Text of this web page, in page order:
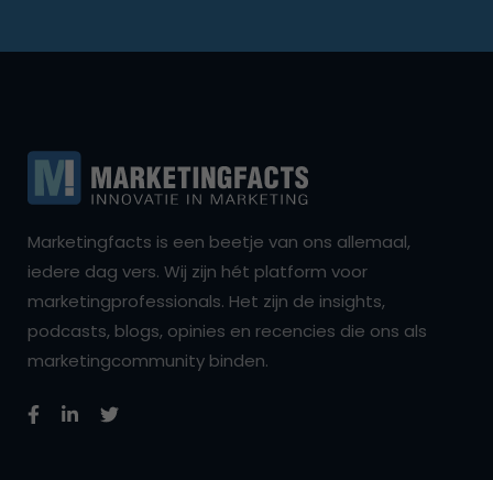
Marketingfacts is een beetje van ons allemaal,
iedere dag vers. Wij zijn hét platform voor
marketingprofessionals. Het zijn de insights,
podcasts, blogs, opinies en recencies die ons als
marketingcommunity binden.